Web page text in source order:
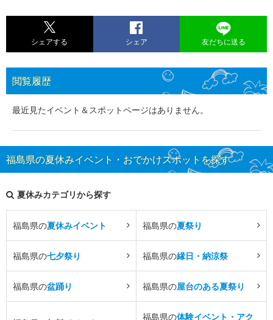
シェアする シェア 友だちに送る
閲覧履歴
最近見たイベント＆スポットページはありません。
福島県の夏休みイベント・おでかけスポットを探す
夏休みカテゴリから探す
福島県の夏休みイベント 福島県の夏祭り
福島県の七夕祭り 福島県の縁日・納涼祭
福島県の盆踊り 福島県の屋台のある夏祭り
福島県の体験イベント・アク